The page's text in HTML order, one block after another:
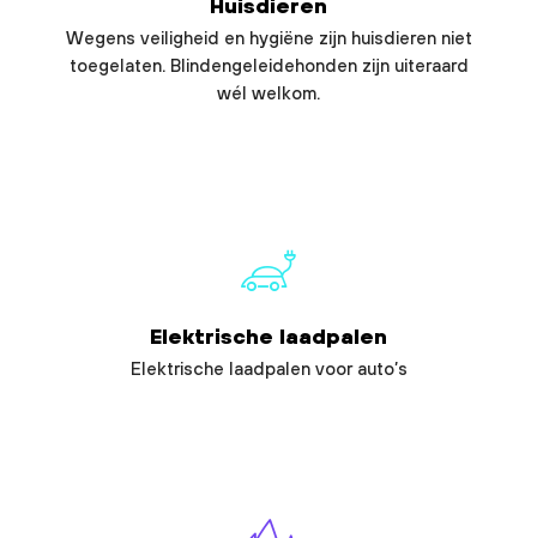
Huisdieren
Wegens veiligheid en hygiëne zijn huisdieren niet
toegelaten. Blindengeleidehonden zijn uiteraard
wél welkom.
Elektrische laadpalen
Elektrische laadpalen voor auto’s